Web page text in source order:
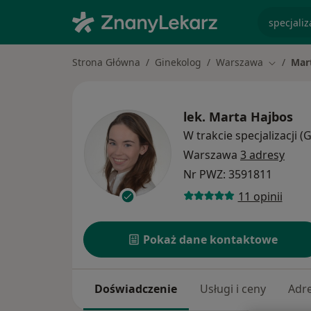
Strona Główna Ginekolog Warszawa Zmień
lek. Marta Hajbos
W trakcie specjalizacji
Warszawa 3 adresy
Nr PWZ: 3591811
11 opinii
Pokaż dane kontaktowe
Doświadczenie Usługi i ceny